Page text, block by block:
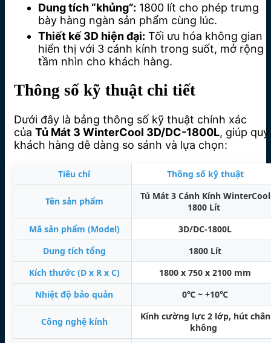
Dung tích “khủng”: 1800 lít cho phép trưng
bày hàng ngàn sản phẩm cùng lúc.
Thiết kế 3D hiện đại: Tối ưu hóa không gian
hiển thị với 3 cánh kính trong suốt, mở rộng
tầm nhìn cho khách hàng.
Thông số kỹ thuật chi tiết
Dưới đây là bảng thông số kỹ thuật chính xác
của Tủ Mát 3 WinterCool 3D/DC-1800L, giúp quý
khách hàng dễ dàng so sánh và lựa chọn:
Tiêu chí Thông số kỹ thuật
Tên sản phẩm
Tủ Mát 3 Cánh Kính WinterCool
1800 Lít
Mã sản phẩm (Model)
3D/DC-1800L
Dung tích tổng
1800 Lít
Kích thước (D x R x C)
1800 x 750 x 2100 mm
Nhiệt độ bảo quản
0℃ ~ +10℃
Công nghệ kính
Kính cường lực 2 lớp, hút chân
không